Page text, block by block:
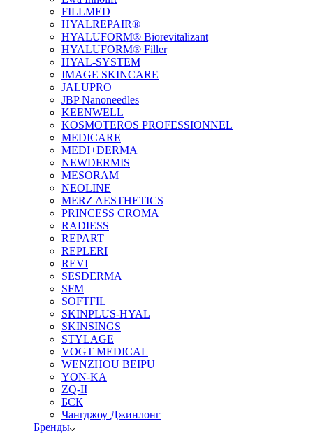
FILLMED
НYALREPAIR®
HYALUFORM® Biorevitalizant
HYALUFORM® Filler
HYAL-SYSTEM
IMAGE SKINCARE
JALUPRO
JBP Nanoneedles
KEENWELL
KOSMOTEROS PROFESSIONNEL
MEDICARE
MEDI+DERMA
NEWDERMIS
MESORAM
NEOLINE
MERZ AESTHETICS
PRINCESS CROMA
RADIESS
REPART
REPLERI
REVI
SESDERMA
SFM
SOFTFIL
SKINPLUS-HYAL
SKINSINGS
STYLAGE
VOGT MEDICAL
WENZHOU BEIPU
YON-KA
ZQ-II
БСК
Чангджоу Джинлонг
Бренды